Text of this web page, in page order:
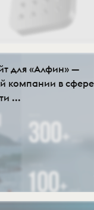
для «Алфин» —
компании в
...